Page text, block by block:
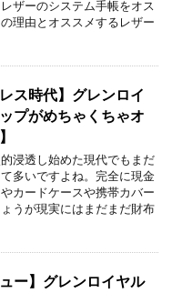
ザーのシステム手帳をオス
理由とオススメするレザー
ス時代】グレンロイ
プがめちゃくちゃオ
浸透し始めた現代でもまだ
多いですよね。完全に現金
カードケースや携帯カバー
うが現実にはまだまだ財布
ー】グレンロイヤル